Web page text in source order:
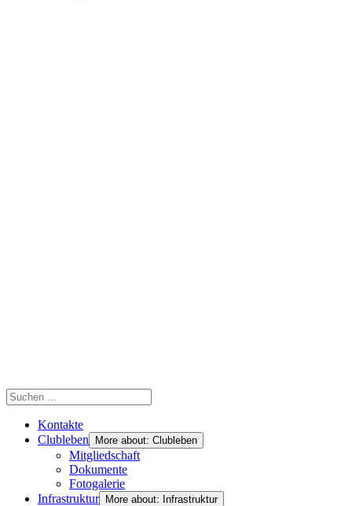
Kontakte
Clubleben
More about: Clubleben
Mitgliedschaft
Dokumente
Fotogalerie
Infrastruktur
More about: Infrastruktur